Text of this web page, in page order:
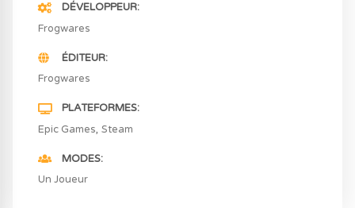
DÉVELOPPEUR
Frogwares
ÉDITEUR
Frogwares
PLATEFORMES
Epic Games Steam
MODES
Un Joueur